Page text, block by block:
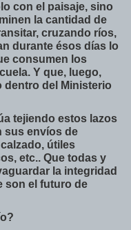
con el paisaje, sino
la cantidad de
cruzando ríos,
durante ésos días lo
consumen los
Y que, luego,
dentro del Ministerio
tejiendo estos lazos
sus envíos de
útiles
etc.. Que todas y
la integridad
son el futuro de